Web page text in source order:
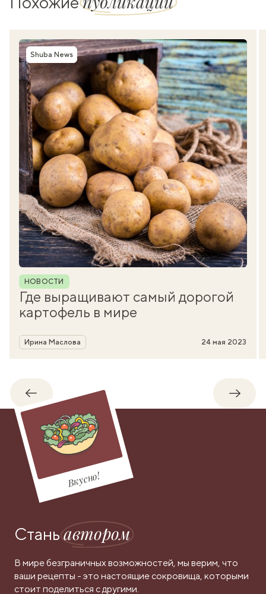
Shuba News
Рубрика
НОВОСТИ
Где выращивают самый дорогой
картофель в мире
Автор
Ирина Маслова 24 мая 2023
Обратно
Вкусно!
Станьавтором
В мире безграничных возможностей, мы верим, что
ваши рецепты - это настоящие сокровища, которыми
стоит поделиться с другими.